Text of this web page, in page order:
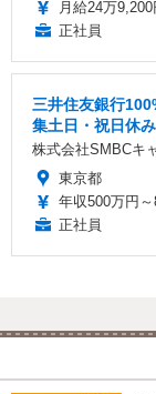
月給24万
正社員
三井住友銀行
集土日・祝日休
株式会社SMBCキ
東京都
年収500万円～
正社員